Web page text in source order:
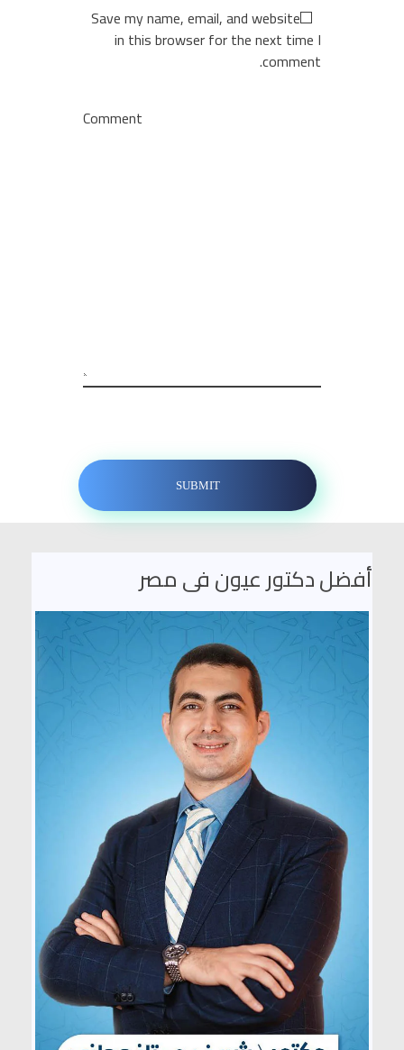
Save my name, email, and website
in this browser for the next time I
comment.
Comment
أفضل دكتور عيون فى مصر